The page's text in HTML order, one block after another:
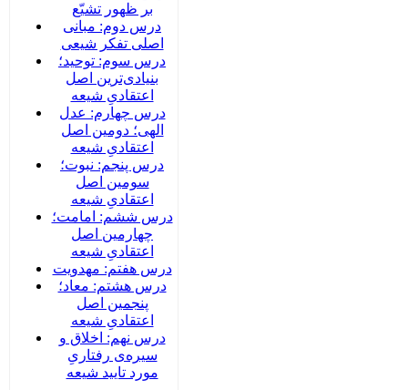
بر ظهور تشیّع
درس دوم: مبانی
اصلی تفکر شیعی
درس سوم: توحید؛
بنیادی‌‌ترین اصل
اعتقادیِ شیعه
درس چهارم: عدل
الهی؛ دومین اصل
اعتقادیِ شیعه
درس پنجم: نبوت؛
سومین اصل
اعتقادیِ شیعه
درس ششم: امامت؛
چهارمین اصل
اعتقادیِ شیعه
درس هفتم: مهدویت
درس هشتم: معاد؛
پنجمین اصل
اعتقادیِ شیعه
درس نهم: اخلاق و
سیره‌ی رفتاریِ
مورد تایید شیعه